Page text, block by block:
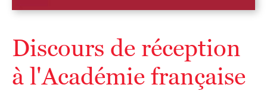
Discours de réception
à l'Académie française